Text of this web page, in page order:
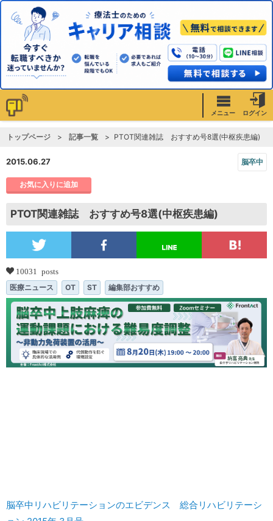
メニュー ログイン
トップページ 記事一覧 PTOT関連雑誌 おすすめ号8選(中枢疾患編)
2015.06.27 脳卒中
お気に入りに追加
PTOT関連雑誌 おすすめ号8選(中枢疾患編)
10031 posts
医療ニュース OT ST 編集部おすすめ
脳卒中リハビリテーションのエビデンス 総合リハビリテーシ